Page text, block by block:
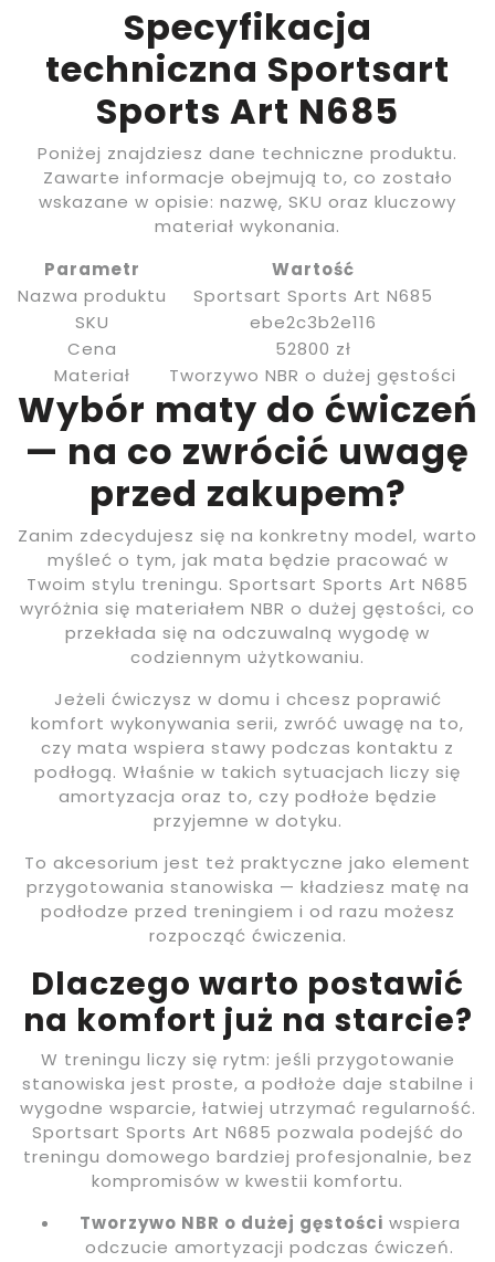
Specyfikacja
techniczna Sportsart
Sports Art N685
Poniżej znajdziesz dane techniczne produktu.
Zawarte informacje obejmują to, co zostało
wskazane w opisie: nazwę, SKU oraz kluczowy
materiał wykonania.
Parametr
Wartość
Nazwa produktu
Sportsart Sports Art N685
SKU
ebe2c3b2e116
Cena
52800 zł
Materiał
Tworzywo NBR o dużej gęstości
Wybór maty do ćwiczeń
— na co zwrócić uwagę
przed zakupem?
Zanim zdecydujesz się na konkretny model, warto
myśleć o tym, jak mata będzie pracować w
Twoim stylu treningu. Sportsart Sports Art N685
wyróżnia się materiałem NBR o dużej gęstości, co
przekłada się na odczuwalną wygodę w
codziennym użytkowaniu.
Jeżeli ćwiczysz w domu i chcesz poprawić
komfort wykonywania serii, zwróć uwagę na to,
czy mata wspiera stawy podczas kontaktu z
podłogą. Właśnie w takich sytuacjach liczy się
amortyzacja oraz to, czy podłoże będzie
przyjemne w dotyku.
To akcesorium jest też praktyczne jako element
przygotowania stanowiska — kładziesz matę na
podłodze przed treningiem i od razu możesz
rozpocząć ćwiczenia.
Dlaczego warto postawić
na komfort już na starcie?
W treningu liczy się rytm: jeśli przygotowanie
stanowiska jest proste, a podłoże daje stabilne i
wygodne wsparcie, łatwiej utrzymać regularność.
Sportsart Sports Art N685 pozwala podejść do
treningu domowego bardziej profesjonalnie, bez
kompromisów w kwestii komfortu.
Tworzywo NBR o dużej gęstości wspiera
odczucie amortyzacji podczas ćwiczeń.